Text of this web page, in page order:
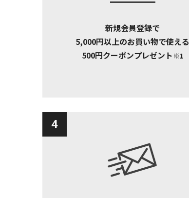
新規会員登録で
5,000円以上のお買い物で使える
500円クーポンプレゼント ※1
4